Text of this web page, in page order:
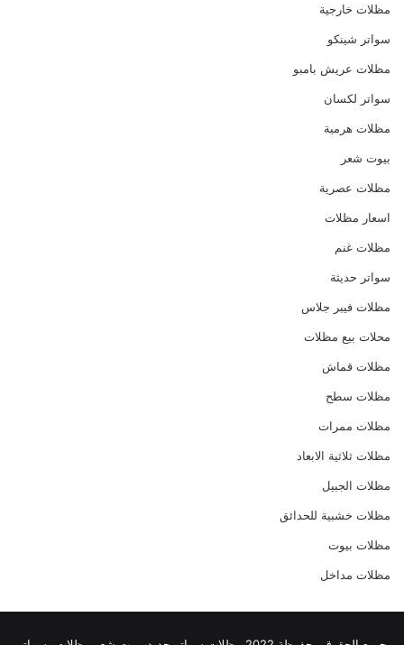
مظلات خارجية
سواتر شينكو
مظلات عريش بامبو
سواتر لكسان
مظلات هرمية
بيوت شعر
مظلات عصرية
اسعار مظلات
مظلات غنم
سواتر حديثة
مظلات فيبر جلاس
محلات بيع مظلات
مظلات قماش
مظلات سطح
مظلات ممرات
مظلات ثلاثية الابعاد
مظلات الجبيل
مظلات خشبية للحدائق
مظلات بيوت
مظلات مداخل